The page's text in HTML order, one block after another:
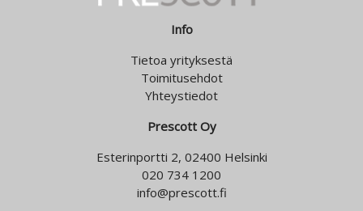
Info
Tietoa yrityksestä
Toimitusehdot
Yhteystiedot
Prescott Oy
Esterinportti 2, 02400 Helsinki
020 734 1200
info@prescott.fi